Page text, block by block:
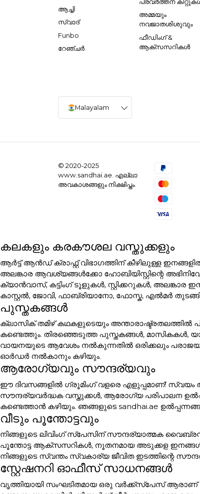
ആച്ചി
സ്വാദ്
Funbo
റേഞ്ചർ
അമ്മയും
നവജാതശിശുവും
ഫീഡിംഗ് &
ആക്സസറികൾ
Malayalam
© 2020-2025
www.sandhai.ae. എല്ലാ
അവകാശങ്ങളും നിക്ഷിപ്തം.
കലകളും കരകൗശല വസ്തുക്കളും
ആർട്ട് ആൻഡ് ക്രാഫ്റ്റ് വിഭാഗത്തിന് കീഴിലുള്ള
അലങ്കാര ആവശ്യങ്ങൾക്കോ ഹോബിയിസ്റ്റിന്റെ
ക്യാൻവാസ്, കട്ടിംഗ് ടൂളുകൾ, സ്റ്റിക്കറുകൾ,
കാസ്റ്റൽ, ജോവി, ഫാബ്രിയാനോ, ഫോസ്ക, എൽമർ
പുസ്തകങ്ങൾ
ക്ലാസിക് തമിഴ് കഥകളുടെയും അന്താരാഷ്ട്രതലത്തിൽ
കണ്ടെത്തും. തിരഞ്ഞെടുത്ത പുസ്തകങ്ങൾ, മാസികകൾ,
വായനയുടെ ആവേശം നൽകുന്നതിൽ ഒരിക്കലും
ഓർഡർ നൽകാനും കഴിയും.
ആരോഗ്യവും സൗന്ദര്യവും
ഈ ദിവസങ്ങളിൽ ഗ്രൂമിംഗ് വളരെ എളുപ്പമാണ്! സ്വയം
സൗന്ദര്യവർദ്ധക വസ്തുക്കൾ, ആരോഗ്യ പരിപാലന
കണ്ടെത്താൻ കഴിയും. ഞങ്ങളുടെ sandhai.ae
വീടും പൂന്തോട്ടവും
നിങ്ങളുടെ ലിവിംഗ് സ്പേസിന് സൗന്ദര്യാത്മക
പൂന്തോട്ട ആക്സസറികൾ, നൂതനമായ അടുക്കള
നിങ്ങളുടെ സ്വന്തം സ്വകാര്യ ജീവിത ഇടത്തിന്റെ
സ്റ്റേഷനറി ഓഫീസ് സാധനങ്ങൾ
വൃത്തിയായി സംഘടിതമായ ഒരു വർക്ക്സ്പേസ് ആരാണ്